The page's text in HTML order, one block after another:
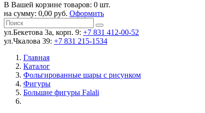
В Вашей корзине товаров: 0 шт.
на сумму: 0,00 руб. Оформить
ул.Бекетова 3а, корп. 9: +7 831 412-00-52
ул.Чкалова 39: +7 831 215-1534
Главная
Каталог
Фольгированные шары с рисунком
Фигуры
Большие фигуры Falali